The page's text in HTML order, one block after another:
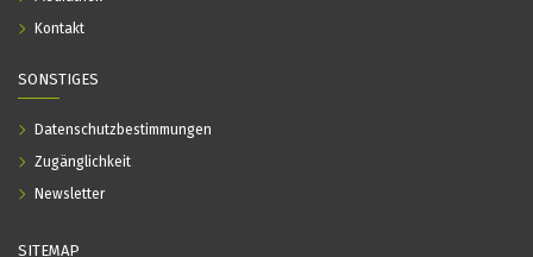
SITEMAP
Kontakt
SONSTIGES
Datenschutzbestimmungen
Zugänglichkeit
Newsletter